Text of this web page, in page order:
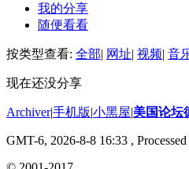
我的分享
随便看看
按类型查看: 全部| 网址| 视频| 音
现在还没分享
Archiver|手机版|小黑屋|美国论坛
GMT-6, 2026-8-8 16:33 ,